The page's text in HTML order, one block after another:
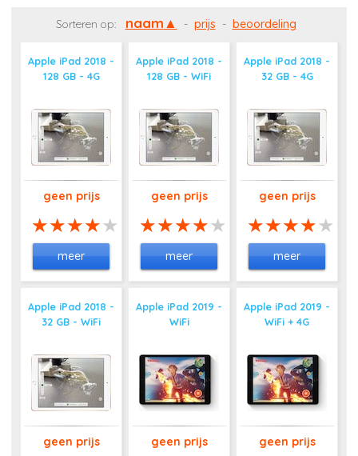
Sorteren op: naam - prijs - beoordeling
Apple iPad 2018 -
128 GB - 4G
geen prijs
meer
Apple iPad 2018 -
128 GB - WiFi
geen prijs
meer
Apple iPad 2018 -
32 GB - 4G
geen prijs
meer
Apple iPad 2018 -
32 GB - WiFi
geen prijs
Apple iPad 2019 -
WiFi
geen prijs
Apple iPad 2019 -
WiFi + 4G
geen prijs